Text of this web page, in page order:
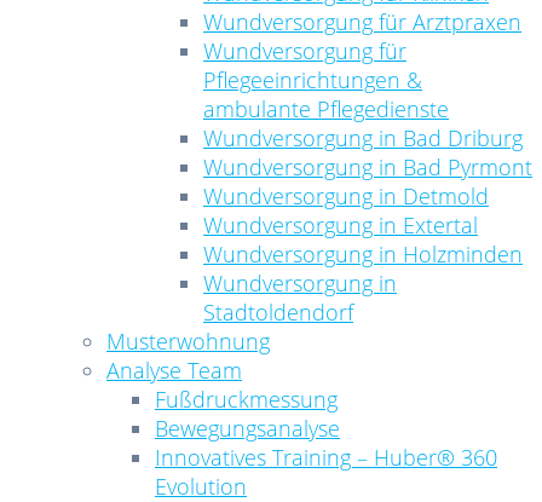
Wundversorgung für Arztpraxen
Wundversorgung für
Pflegeeinrichtungen &
ambulante Pflegedienste
Wundversorgung in Bad Driburg
Wundversorgung in Bad Pyrmont
Wundversorgung in Detmold
Wundversorgung in Extertal
Wundversorgung in Holzminden
Wundversorgung in
Stadtoldendorf
Musterwohnung
Analyse Team
Fußdruckmessung
Bewegungsanalyse
Innovatives Training – Huber® 360
Evolution